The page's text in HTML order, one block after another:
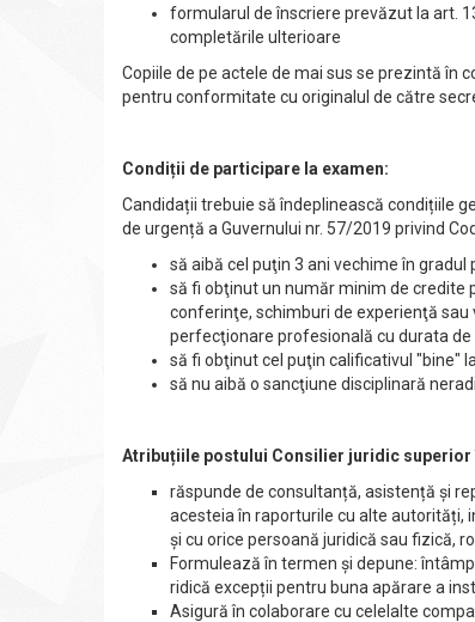
formularul de înscriere prevăzut la art.
completările ulterioare
Copiile de pe actele de mai sus se prezintă în
pentru conformitate cu originalul de către
Condiții de participare la examen:
Candidații trebuie să îndeplinească condițiile
de urgență a Guvernului nr. 57/2019 privind
să aibă cel puţin 3 ani vechime în
să fi obţinut un număr minim de credite
conferinţe, schimburi de experienţă
perfecţionare profesională cu durata
să fi obţinut cel puţin calificativul "bine"
să nu aibă o sancţiune disciplinară
Atribuțiile postului Consilier juridic
răspunde de consultanță, asistență și
acesteia în raporturile cu alte autorități,
și cu orice persoană juridică sau fizică,
Formulează în termen și depune:
ridică excepții pentru buna apărare a
Asigură în colaborare cu celelalte